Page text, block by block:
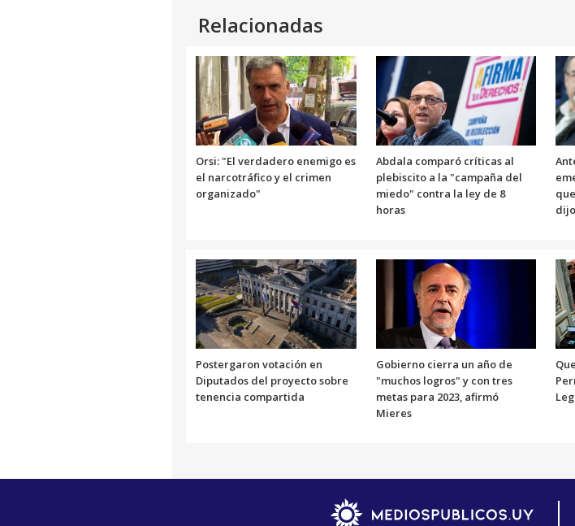
Relacionadas
Orsi: "El verdadero enemigo es
el narcotráfico y el crimen
organizado"
Abdala comparó críticas al
plebiscito a la "campaña del
miedo" contra la ley de 8
horas
Postergaron votación en
Diputados del proyecto sobre
tenencia compartida
Gobierno cierra un año de
"muchos logros" y con tres
metas para 2023, afirmó
Mieres